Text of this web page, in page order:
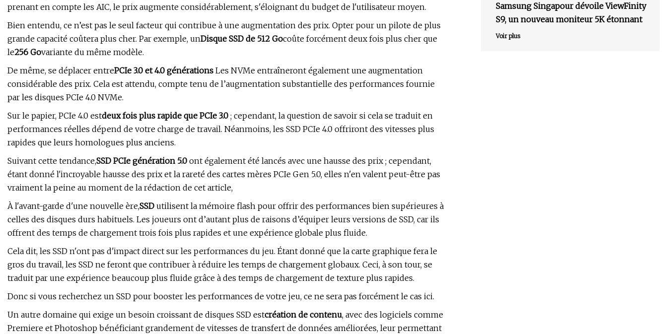
prenant en compte les AIC, le prix augmente considérablement, s'éloignant du budget de l'utilisateur moyen.
Bien entendu, ce n’est pas le seul facteur qui contribue à une augmentation des prix. Opter pour un pilote de plus
grande capacité coûtera plus cher. Par exemple, unDisque SSD de 512 Gocoûte forcément deux fois plus cher que
le256 Govariante du même modèle.
De même, se déplacer entrePCIe 3.0 et 4.0 générations Les NVMe entraîneront également une augmentation
considérable des prix. Cela est attendu, compte tenu de l’augmentation substantielle des performances fournie
par les disques PCIe 4.0 NVMe.
Sur le papier, PCIe 4.0 estdeux fois plus rapide que PCIe 3.0 ; cependant, la question de savoir si cela se traduit en
performances réelles dépend de votre charge de travail. Néanmoins, les SSD PCIe 4.0 offriront des vitesses plus
rapides que leurs homologues plus anciens.
Suivant cette tendance,SSD PCIe génération 5.0 ont également été lancés avec une hausse des prix ; cependant,
étant donné l'incroyable hausse des prix et la rareté des cartes mères PCIe Gen 5.0, elles n'en valent peut-être pas
vraiment la peine au moment de la rédaction de cet article,
À l'avant-garde d'une nouvelle ère,SSD utilisent la mémoire flash pour offrir des performances bien supérieures à
celles des disques durs habituels. Les joueurs ont d’autant plus de raisons d’équiper leurs versions de SSD, car ils
offrent des temps de chargement trois fois plus rapides et une expérience globale plus fluide.
Cela dit, les SSD n'ont pas d'impact direct sur les performances du jeu. Étant donné que la carte graphique fera le
gros du travail, les SSD ne feront que contribuer à réduire les temps de chargement globaux. Ceci, à son tour, se
traduit par une expérience beaucoup plus fluide grâce à des temps de chargement de texture plus rapides.
Donc si vous recherchez un SSD pour booster les performances de votre jeu, ce ne sera pas forcément le cas ici.
Un autre domaine qui exige un besoin croissant de disques SSD estcréation de contenu, avec des logiciels comme
Premiere et Photoshop bénéficiant grandement de vitesses de transfert de données améliorées, leur permettant
Samsung Singapour dévoile ViewFinity
S9, un nouveau moniteur 5K étonnant
Voir plus